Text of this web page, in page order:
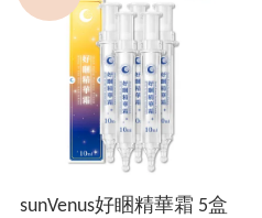
sunVenus好睏精華霜 5盒